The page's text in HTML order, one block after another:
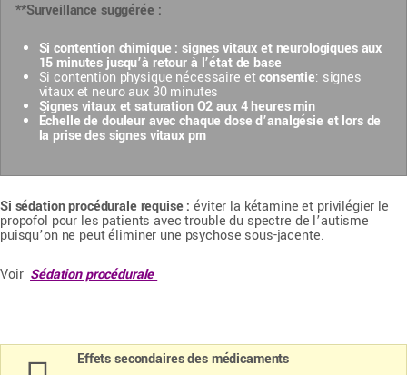
**Surveillance suggérée :
Si contention chimique : signes vitaux et neurologiques aux
15 minutes jusqu’à retour à l’état de base
Si contention physique nécessaire etconsentie: signes
vitaux et neuro aux 30 minutes
Signes vitaux et saturation O2aux 4 heures min
Échelle de douleur avec chaque dose d’analgésie et lors de
la prise des signes vitaux prn
Si sédation procédurale requise : éviter la kétamine et privilégier le
propofol pour les patients avec trouble du spectre de l’autisme
puisqu’on ne peut éliminer une psychose sous-jacente.
Voir Sédation procédurale
Effets secondaires des médicaments